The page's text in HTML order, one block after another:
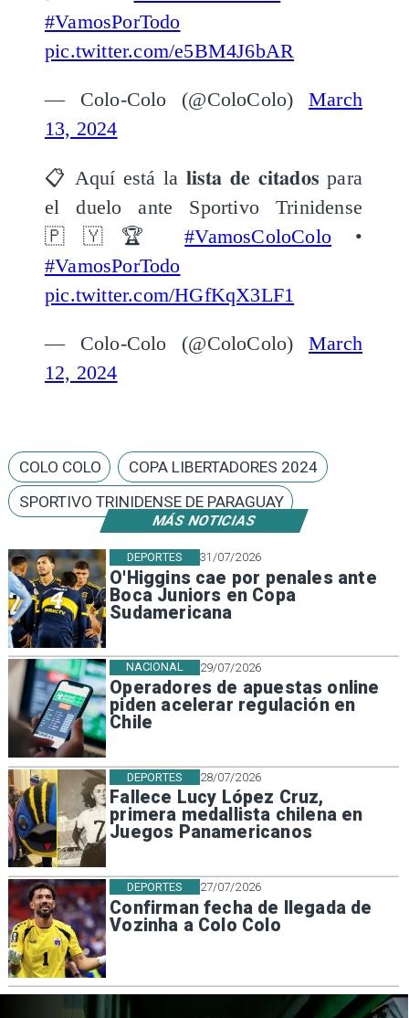
MÁS NOTICIAS
31/07/2026
O'Higgins cae por penales ante
Boca Juniors en Copa
Sudamericana
DEPORTES
29/07/2026
Operadores de apuestas online
piden acelerar regulación en
Chile
NACIONAL
28/07/2026
Fallece Lucy López Cruz,
primera medallista chilena en
Juegos Panamericanos
DEPORTES
27/07/2026
Confirman fecha de llegada de
Vozinha a Colo Colo
DEPORTES
#VamosPorTodo
pic.twitter.com/e5BM4J6bAR
— Colo-Colo (@ColoColo)March
13, 2024
📋 Aquí está la 𝐥𝐢𝐬𝐭𝐚 𝐝𝐞 𝐜𝐢𝐭𝐚𝐝𝐨𝐬 para
el duelo ante Sportivo Trinidense
🇵🇾🏆#VamosColoColo •
#VamosPorTodo
pic.twitter.com/HGfKqX3LF1
— Colo-Colo (@ColoColo)March
12, 2024
COLO COLO
COPA LIBERTADORES 2024
SPORTIVO TRINIDENSE DE PARAGUAY